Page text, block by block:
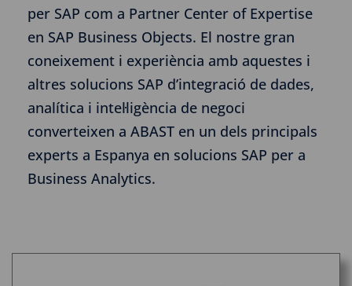
per SAP com a Partner Center of Expertise
en SAP Business Objects. El nostre gran
coneixement i experiència amb aquestes i
altres solucions SAP d’integració de dades,
analítica i intel·ligència de negoci
converteixen a ABAST en un dels principals
experts a Espanya en solucions SAP per a
Business Analytics.